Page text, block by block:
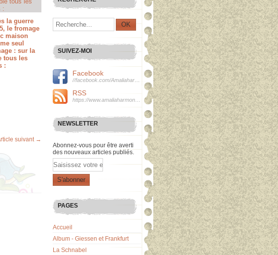
la guerre
le fromage
maison
seul
: sur la
tous les
:
suivant →
SUIVEZ-MOI
Facebook
RSS
NEWSLETTER
Abonnez-vous pour être averti
des nouveaux articles publiés.
Email
PAGES
Accueil
Album - Giessen et Frankfurt
La Schnabel